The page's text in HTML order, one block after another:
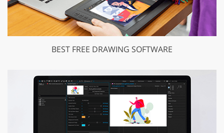
BEST FREE DRAWING SOFTWARE